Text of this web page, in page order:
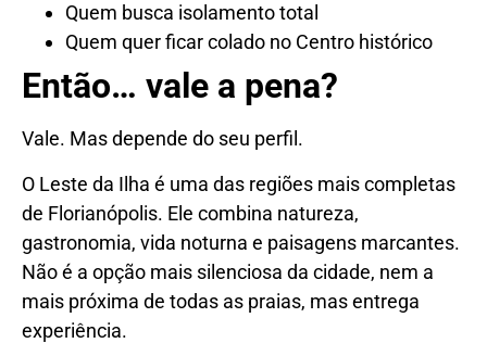
Quem busca isolamento total
Quem quer ficar colado no Centro histórico
Então… vale a pena?
Vale. Mas depende do seu perfil.
O Leste da Ilha é uma das regiões mais completas
de Florianópolis. Ele combina natureza,
gastronomia, vida noturna e paisagens marcantes.
Não é a opção mais silenciosa da cidade, nem a
mais próxima de todas as praias, mas entrega
experiência.